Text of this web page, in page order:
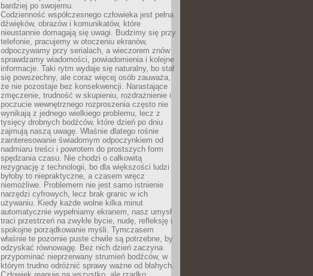
bardziej po swojemu.
Codzienność współczesnego człowieka jest pełna
dźwięków, obrazów i komunikatów, które
nieustannie domagają się uwagi. Budzimy się przy
telefonie, pracujemy w otoczeniu ekranów,
odpoczywamy przy serialach, a wieczorem znów
sprawdzamy wiadomości, powiadomienia i kolejne
informacje. Taki rytm wydaje się naturalny, bo stał
się powszechny, ale coraz więcej osób zauważa,
że nie pozostaje bez konsekwencji. Narastające
zmęczenie, trudność w skupieniu, rozdrażnienie i
poczucie wewnętrznego rozproszenia często nie
wynikają z jednego wielkiego problemu, lecz z
tysięcy drobnych bodźców, które dzień po dniu
zajmują naszą uwagę. Właśnie dlatego rośnie
zainteresowanie świadomym odpoczynkiem od
nadmiaru treści i powrotem do prostszych form
spędzania czasu. Nie chodzi o całkowitą
rezygnację z technologii, bo dla większości ludzi
byłoby to niepraktyczne, a czasem wręcz
niemożliwe. Problemem nie jest samo istnienie
narzędzi cyfrowych, lecz brak granic w ich
używaniu. Kiedy każde wolne kilka minut
automatycznie wypełniamy ekranem, nasz umysł
traci przestrzeń na zwykłe bycie, nudę, refleksję i
spokojne porządkowanie myśli. Tymczasem
właśnie te pozornie puste chwile są potrzebne, by
odzyskać równowagę. Bez nich dzień zaczyna
przypominać nieprzerwany strumień bodźców, w
którym trudno odróżnić sprawy ważne od błahych.